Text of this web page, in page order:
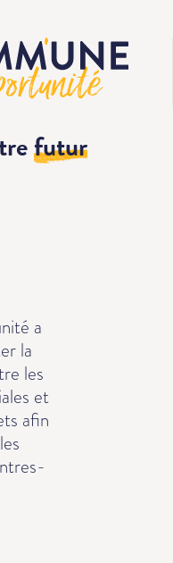
futur
a
la
les
et
afin